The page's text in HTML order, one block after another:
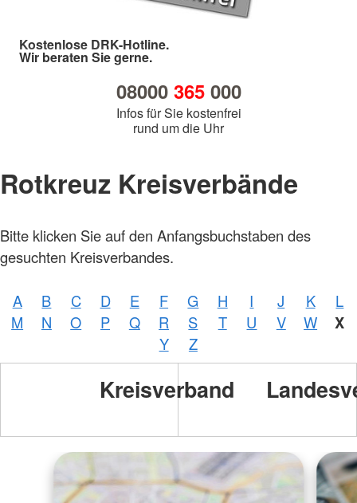
Kostenlose DRK-Hotline.
Wir beraten Sie gerne.
08000 365000
Infos für Sie kostenfrei
rund um die Uhr
Rotkreuz Kreisverbände
Bitte klicken Sie auf den Anfangsbuchstaben des
gesuchten Kreisverbandes.
A B C D E F G H I J K
L
M
N O P Q R S T U V W X
Y Z
Kreisverband